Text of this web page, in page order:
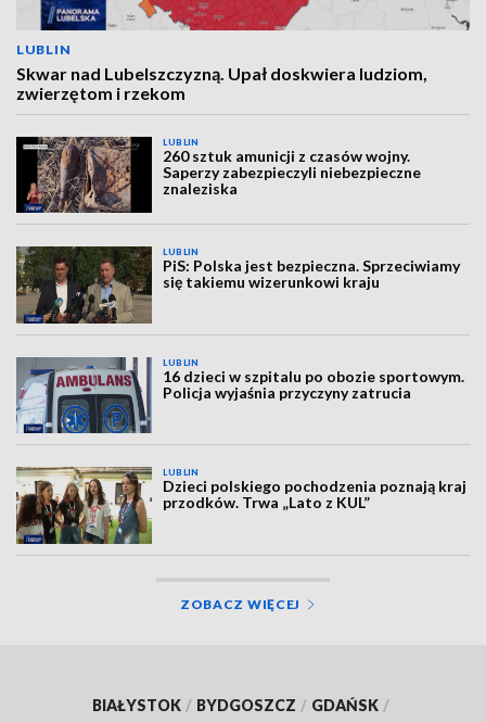
LUBLIN
Skwar nad Lubelszczyzną. Upał doskwiera ludziom,
zwierzętom i rzekom
LUBLIN
260 sztuk amunicji z czasów wojny.
Saperzy zabezpieczyli niebezpieczne
znaleziska
LUBLIN
PiS: Polska jest bezpieczna. Sprzeciwiamy
się takiemu wizerunkowi kraju
LUBLIN
16 dzieci w szpitalu po obozie sportowym.
Policja wyjaśnia przyczyny zatrucia
LUBLIN
Dzieci polskiego pochodzenia poznają kraj
przodków. Trwa „Lato z KUL”
ZOBACZ WIĘCEJ
BIAŁYSTOK / BYDGOSZCZ / GDAŃSK /